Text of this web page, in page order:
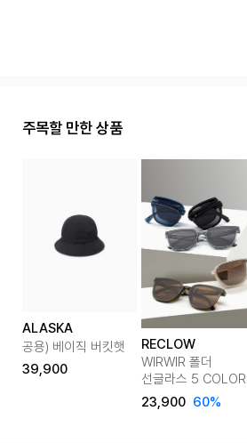
주목할 만한 상품
ALASKA
공용) 베이직 버킷햇
39,900
RECLOW
WIRWIR 폴더
선글라스 5 COLOR
23,900 60%